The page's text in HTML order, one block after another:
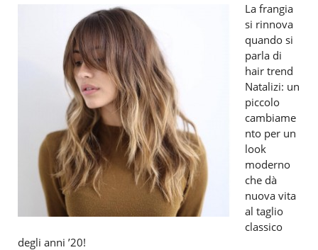
La frangia
si rinnova
quando si
parla di
hair trend
Natalizi: un
piccolo
cambiame
nto per un
look
moderno
che dà
nuova vita
al taglio
classico
degli anni ’20!